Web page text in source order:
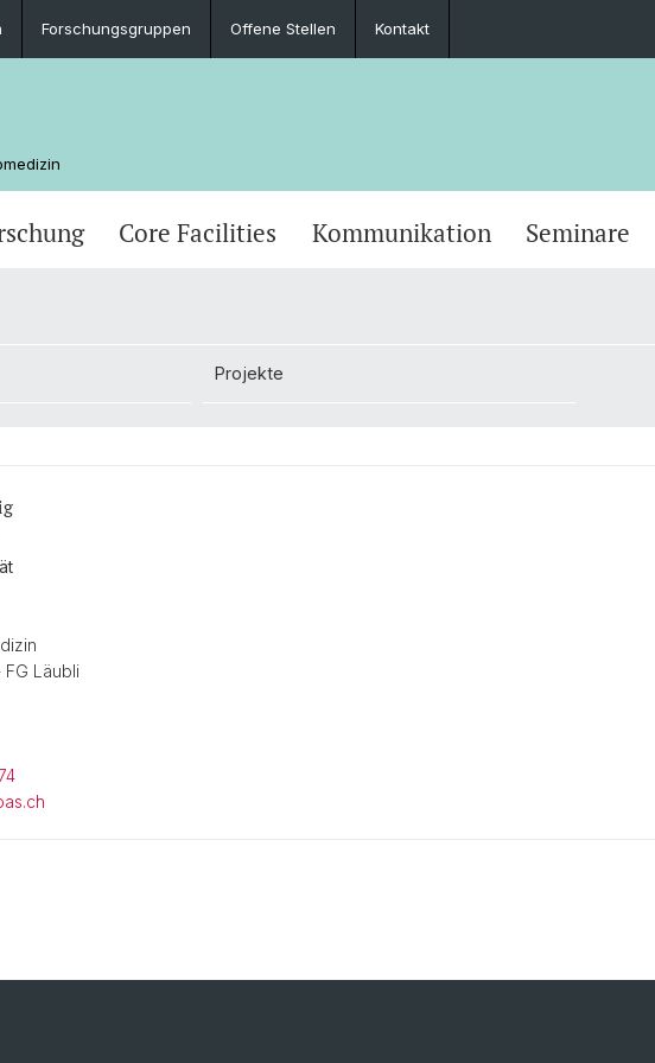
Forschungsgruppen Offene Stellen Kontakt
Core Facilities Kommunikation Seminare
Projekte
FG Läubli